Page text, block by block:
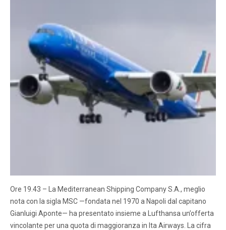
Ore 19.43 – La Mediterranean Shipping Company S.A., meglio
nota con la sigla MSC —fondata nel 1970 a Napoli dal capitano
Gianluigi Aponte— ha presentato insieme a Lufthansa un’offerta
vincolante per una quota di maggioranza in Ita Airways. La cifra